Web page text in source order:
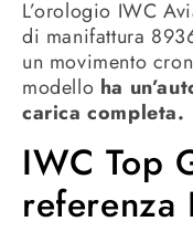
L’orologio IWC
di manifattura
un movimento
modello ha
carica completa.
IWC Top